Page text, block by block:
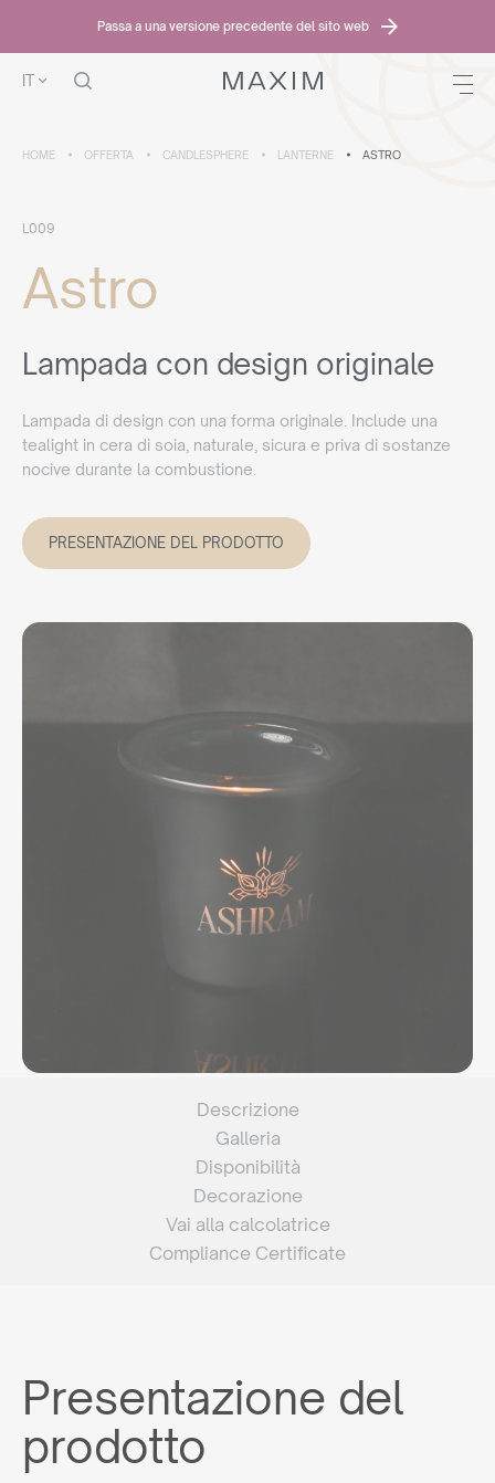
Passa a una versione precedente del sito web
IT
HOME OFFERTA CANDLESPHERE LANTERNE ASTRO
L009
Astro
Lampada con design originale
Lampada di design con una forma originale. Include una
tealight in cera di soia, naturale, sicura e priva di sostanze
nocive durante la combustione.
PRESENTAZIONE DEL PRODOTTO
Descrizione
Galleria
Disponibilità
Decorazione
Vai alla calcolatrice
Compliance Certificate
Presentazione del
prodotto